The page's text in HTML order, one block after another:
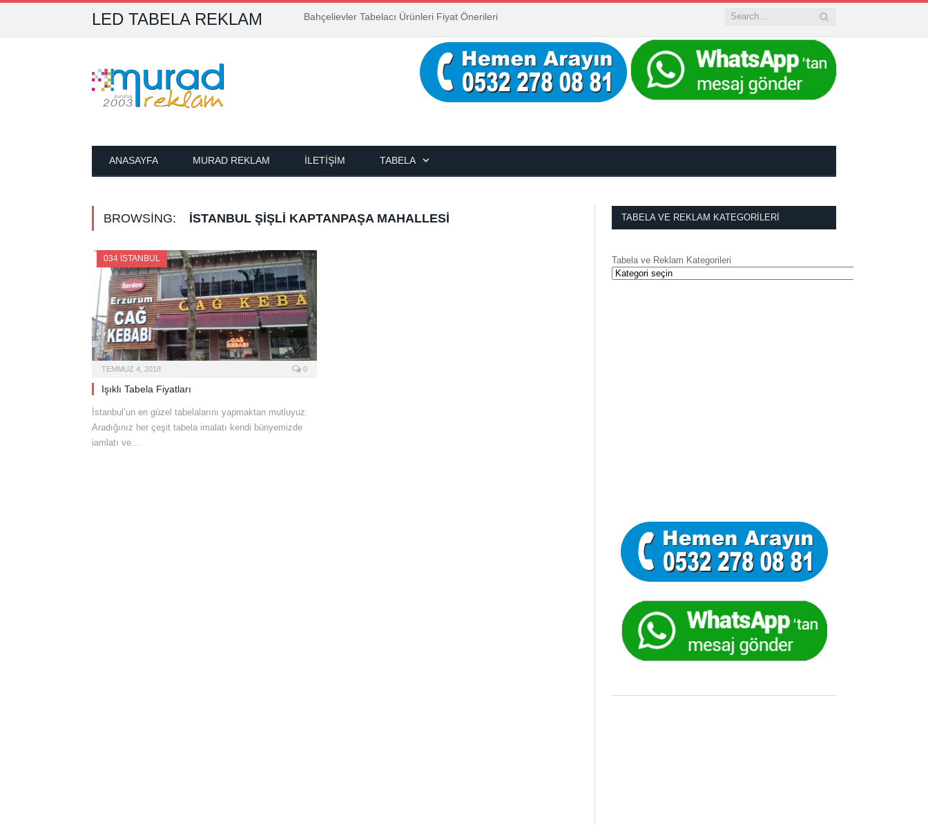
LED TABELA REKLAM Bahçelievler Tabelacı Ürünleri Fiyat Önerileri
ANASAYFA MURAD REKLAM İLETIŞIM TABELA
BROWSING: İSTANBUL ŞIŞLI KAPTANPAŞA MAHALLESI
034 İSTANBUL
TEMMUZ 4, 2018 0
Işıklı Tabela Fiyatları
İstanbul’un en güzel tabelalarını yapmaktan mutluyuz.
Aradığınız her çeşit tabela imalatı kendi bünyemizde
iamlatı ve…
TABELA VE REKLAM KATEGORILERI
Tabela ve Reklam Kategorileri